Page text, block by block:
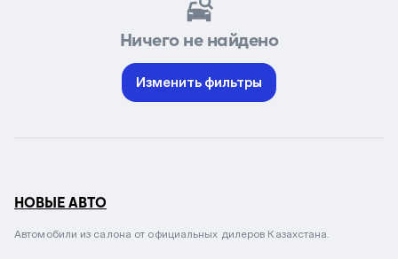
Ничего не найдено
Изменить фильтры
НОВЫЕ АВТО
Автомобили из салона от официальных дилеров Казахстана.